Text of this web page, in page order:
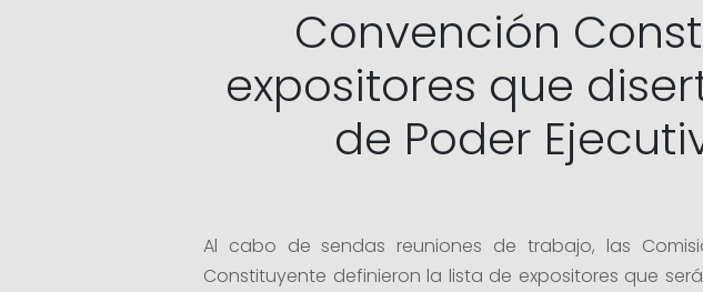
Convención
expositores que
de Poder
Al cabo de sendas reuniones de trabajo, las
Constituyente definieron la lista de expositores que